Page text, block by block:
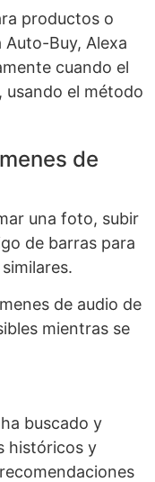
productos o
Buy, Alexa
cuando el
usando el método
de
una foto, subir
de barras para
de audio de
mientras se
buscado y
históricos y